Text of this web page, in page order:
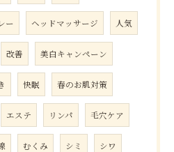
ー ヘッドマッサージ 人気
改善 美白キャンペーン
快眠 春のお肌対策
エステ リンパ 毛穴ケア
むくみ シミ シワ